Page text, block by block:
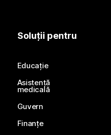
Soluții pentru
Educație
Asistență
medicală
Guvern
Finanțe